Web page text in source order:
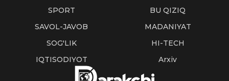
SPORT
BU QIZIQ
SAVOL-JAVOB
MADANIYAT
SOG'LIK
HI-TECH
IQTISODIYOT
Arxiv